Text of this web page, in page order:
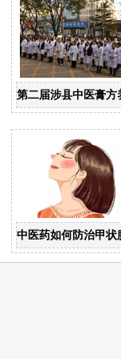
第二届涉县中医膏方
中医药如何防治甲状